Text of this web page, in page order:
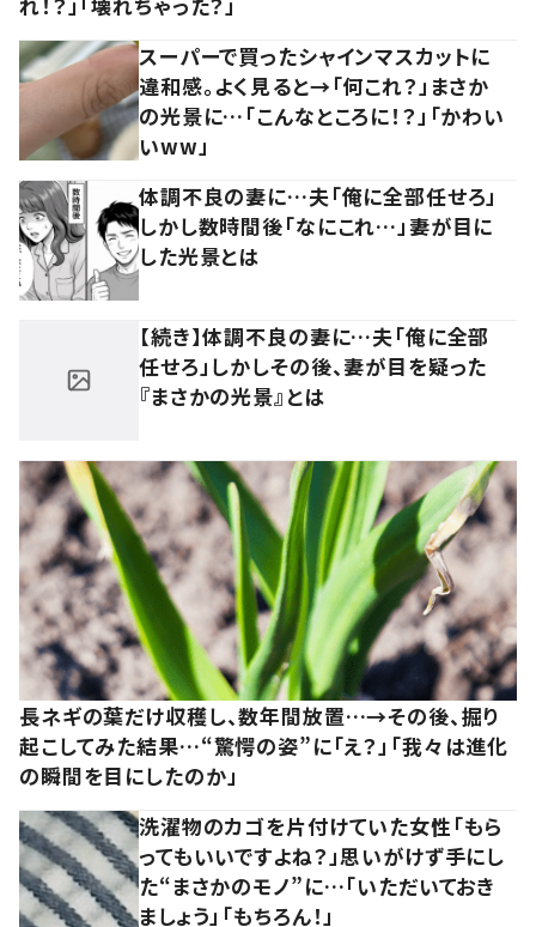
スーパーで買ったシャインマスカットに
違和感。よく見ると→「何これ？」まさか
の光景に…「こんなところに！？」「かわい
いww」
体調不良の妻に…夫「俺に全部任せろ」
しかし数時間後「なにこれ…」妻が目に
した光景とは
【続き】体調不良の妻に…夫「俺に全部
任せろ」しかしその後、妻が目を疑った
『まさかの光景』とは
長ネギの葉だけ収穫し、数年間放置…→その後、掘り
起こしてみた結果…“驚愕の姿”に「え？」「我々は進化
の瞬間を目にしたのか」
洗濯物のカゴを片付けていた女性「もら
ってもいいですよね？」思いがけず手にし
た“まさかのモノ”に…「いただいておき
ましょう」「もちろん！」